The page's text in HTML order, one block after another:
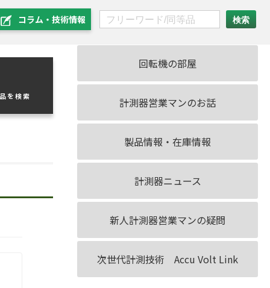
コラム・技術情報
を検索
回転機の部屋
計測器営業マンのお話
製品情報・在庫情報
計測器ニュース
新人計測器営業マンの疑問
次世代計測技術 Accu Volt Link